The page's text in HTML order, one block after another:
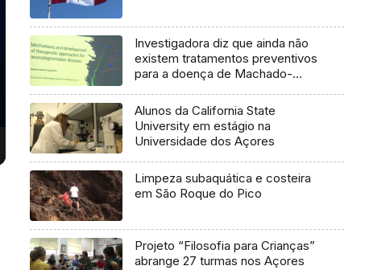
Investigadora diz que ainda não
existem tratamentos preventivos
para a doença de Machado-
Alunos da California State
University em estágio na
Universidade dos Açores
Limpeza subaquática e costeira
em São Roque do Pico
Projeto “Filosofia para Crianças”
abrange 27 turmas nos Açores